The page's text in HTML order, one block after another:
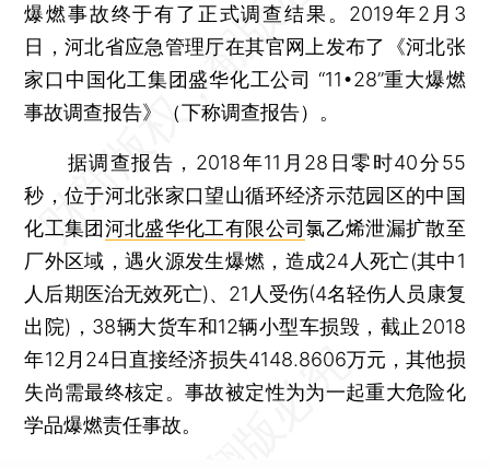
爆燃事故终于有了正式调查结果。2019年2月3
日，河北省应急管理厅在其官网上发布了《河北张
家口中国化工集团盛华化工公司 “11•28”重大爆燃
事故调查报告》（下称调查报告）。
据调查报告，2018年11月28日零时40分55
秒，位于河北张家口望山循环经济示范园区的中国
化工集团河北盛华化工有限公司氯乙烯泄漏扩散至
厂外区域，遇火源发生爆燃，造成24人死亡(其中1
人后期医治无效死亡)、21人受伤(4名轻伤人员康复
出院)，38辆大货车和12辆小型车损毁，截止2018
年12月24日直接经济损失4148.8606万元，其他损
失尚需最终核定。事故被定性为为一起重大危险化
学品爆燃责任事故。